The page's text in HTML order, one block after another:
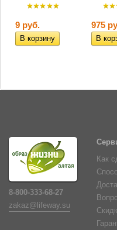
9 руб. 975
8-800-333-68-27
zakaz@lifeway.su
Как